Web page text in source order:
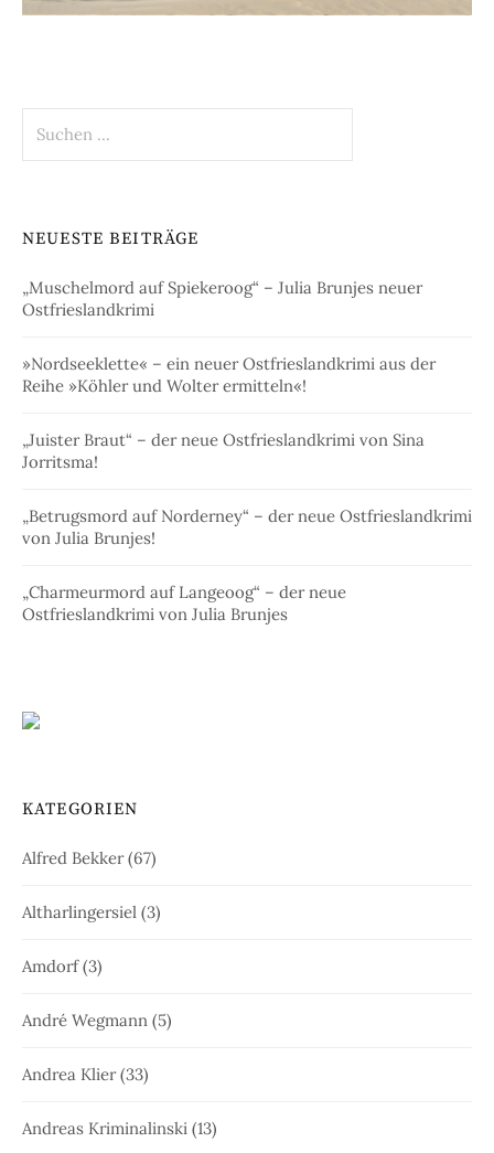
nach:
NEUESTE BEITRÄGE
„Muschelmord auf Spiekeroog“ – Julia Brunjes neuer
Ostfrieslandkrimi
»Nordseeklette« – ein neuer Ostfrieslandkrimi aus der
Reihe »Köhler und Wolter ermitteln«!
„Juister Braut“ – der neue Ostfrieslandkrimi von Sina
Jorritsma!
„Betrugsmord auf Norderney“ – der neue Ostfrieslandkrimi
von Julia Brunjes!
„Charmeurmord auf Langeoog“ – der neue
Ostfrieslandkrimi von Julia Brunjes
KATEGORIEN
Alfred Bekker(67)
Altharlingersiel (3)
Amdorf(3)
André Wegmann (5)
Andrea Klier(33)
Andreas Kriminalinski (13)